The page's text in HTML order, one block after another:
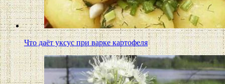
Что даёт уксус при варке картофеля